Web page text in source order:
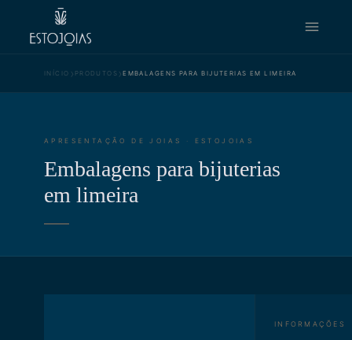
INÍCIO › PRODUTOS ›EMBALAGENS PARA BIJUTERIAS EM LIMEIRA
APRESENTAÇÃO DE JOIAS · ESTOJOIAS
Embalagens para bijuterias
em limeira
INFORMAÇÕES